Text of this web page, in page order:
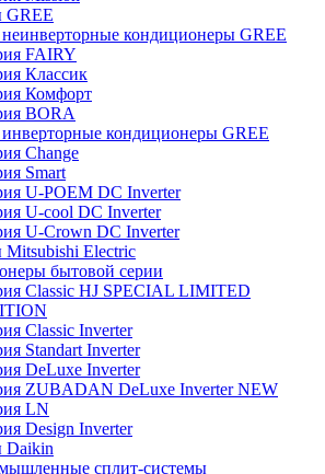
GREE
кондиционеры GREE
FAIRY
Классик
Комфорт
BORA
кондиционеры GREE
Change
Smart
U-POEM DC Inverter
U-cool DC Inverter
U-Crown DC Inverter
Electric
бытовой серии
Classic HJ SPECIAL LIMITED
Classic Inverter
Standart Inverter
DeLuxe Inverter
ZUBADAN DeLuxe Inverter NEW
LN
Design Inverter
Daikin
сплит-системы